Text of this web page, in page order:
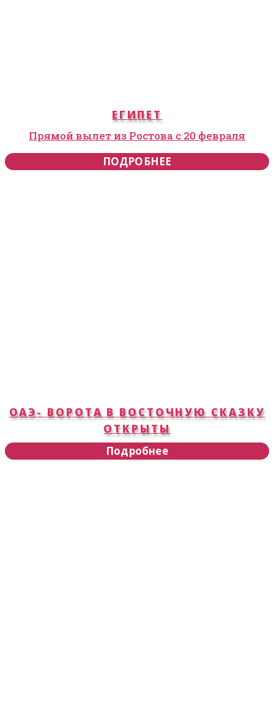
ЕГИПЕТ
Прямой вылет из Ростова с 20 февраля
ПОДРОБНЕЕ
ОАЭ- ВОРОТА В ВОСТОЧНУЮ СКАЗКУ
ОТКРЫТЫ
Подробнее